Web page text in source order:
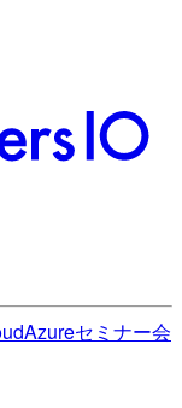
Azureセミナー会